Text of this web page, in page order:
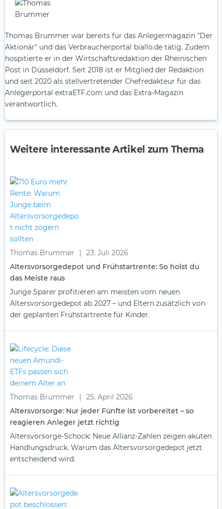
Thomas Brummer war bereits für das Anlegermagazin "Der
Aktionär" und das Verbraucherportal biallo.de tätig. Zudem
hospitierte er in der Wirtschaftsredaktion der Rheinischen
Post in Düsseldorf. Seit 2018 ist er Mitglied der Redaktion
und seit 2020 als stellvertretender Chefredakteur für das
Anlegerportal extraETF.com und das Extra-Magazin
verantwortlich.
Weitere interessante Artikel zum Thema
Thomas Brummer |
23. Juli 2026
Altersvorsorgedepot und Frühstartrente: So holst du
das Meiste raus
Junge Sparer profitieren am meisten vom neuen
Altersvorsorgedepot ab 2027 – und Eltern zusätzlich von
der geplanten Frühstartrente für Kinder.
Thomas Brummer |
25. April 2026
Altersvorsorge: Nur jeder Fünfte ist vorbereitet – so
reagieren Anleger jetzt richtig
Altersvorsorge-Schock: Neue Allianz-Zahlen zeigen akuten
Handlungsdruck. Warum das Altersvorsorgedepot jetzt
entscheidend wird.